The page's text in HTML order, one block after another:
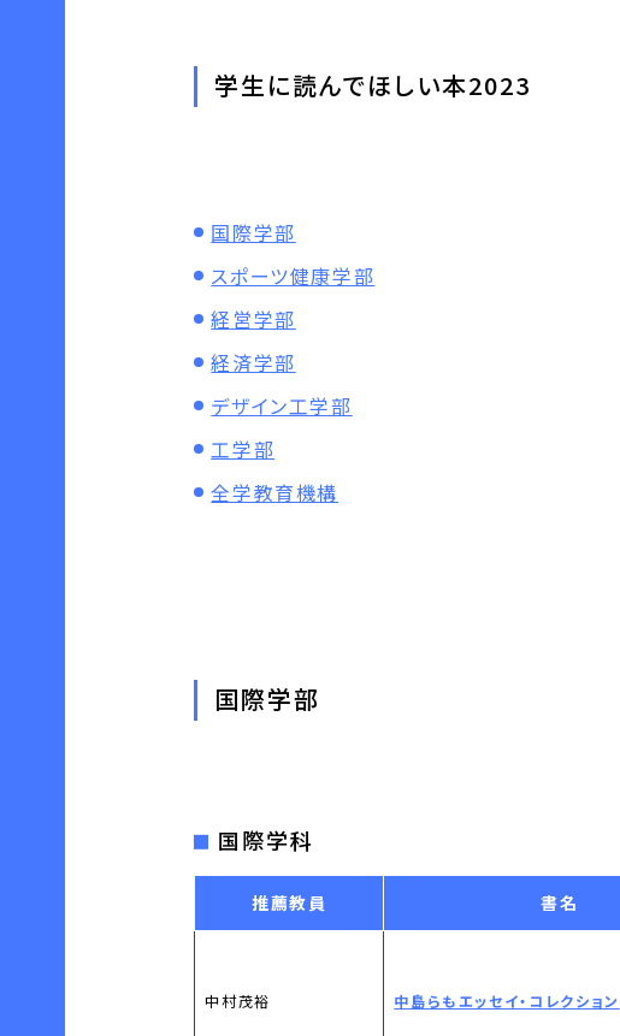
学生に読んでほしい本2023
国際学部
スポーツ健康学部
経営学部
経済学部
デザイン工学部
工学部
全学教育機構
国際学部
国際学科
推薦教員 書名
中村茂裕 中島らもエッセイ・コレクション